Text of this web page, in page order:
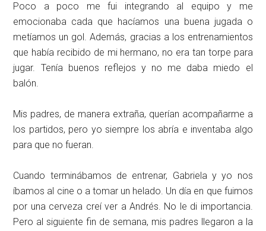
Poco a poco me fui integrando al equipo y me
emocionaba cada que hacíamos una buena jugada o
metíamos un gol. Además, gracias a los entrenamientos
que había recibido de mi hermano, no era tan torpe para
jugar. Tenía buenos reflejos y no me daba miedo el
balón.
Mis padres, de manera extraña, querían acompañarme a
los partidos, pero yo siempre los abría e inventaba algo
para que no fueran.
Cuando terminábamos de entrenar, Gabriela y yo nos
íbamos al cine o a tomar un helado. Un día en que fuimos
por una cerveza creí ver a Andrés. No le di importancia.
Pero al siguiente fin de semana, mis padres llegaron a la